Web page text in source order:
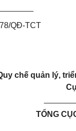
QĐ-TCT
uy chế quản lý,
C
TỔNG